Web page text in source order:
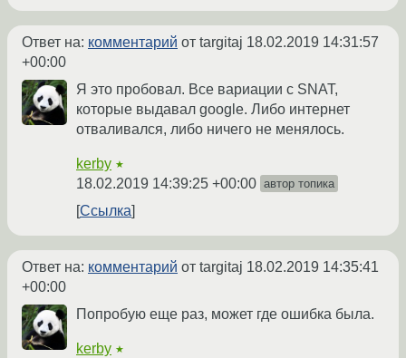
Ответ на: комментарий от targitaj 18.02.2019 14:31:57
+00:00
Я это пробовал. Все вариации с SNAT,
которые выдавал google. Либо интернет
отваливался, либо ничего не менялось.
kerby ★
18.02.2019 14:39:25 +00:00 автор топика
Ссылка
Ответ на: комментарий от targitaj 18.02.2019 14:35:41
+00:00
Попробую еще раз, может где ошибка была.
kerby ★